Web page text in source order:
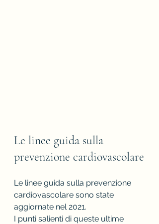
Le linee guida sulla
prevenzione cardiovascolare
Le linee guida sulla prevenzione
cardiovascolare sono state
aggiornate nel 2021.
I punti salienti di queste ultime